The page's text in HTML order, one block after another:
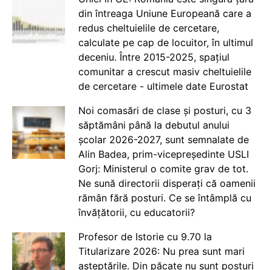
din întreaga Uniune Europeană care a
redus cheltuielile de cercetare,
calculate pe cap de locuitor, în ultimul
deceniu. Între 2015-2025, spațiul
comunitar a crescut masiv cheltuielile
de cercetare - ultimele date Eurostat
Noi comasări de clase și posturi, cu 3
săptămâni până la debutul anului
școlar 2026-2027, sunt semnalate de
Alin Badea, prim-vicepreședinte USLI
Gorj: Ministerul o comite grav de tot.
Ne sună directorii disperați că oamenii
rămân fără posturi. Ce se întâmplă cu
învățătorii, cu educatorii?
Profesor de Istorie cu 9.70 la
Titularizare 2026: Nu prea sunt mari
așteptările. Din păcate nu sunt posturi